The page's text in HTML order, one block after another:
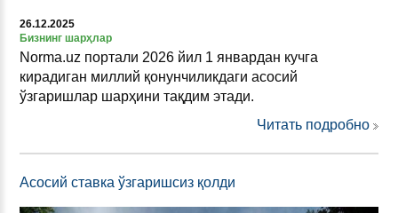
26.12.2025
Бизнинг шарҳлар
Norma.uz портали 2026 йил 1 январдан кучга
кирадиган миллий қонунчиликдаги асосий
ўзгаришлар шарҳини тақдим этади.
Читать подробно
Асосий ставка ўзгаришсиз қолди